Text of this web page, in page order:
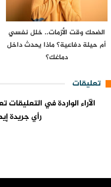
الضحك وقت الأزمات.. خلل نفسي
أم حيلة دفاعية؟ ماذا يحدث داخل
دماغك؟
تعليقات
الآراء الواردة في
رأي جريدة